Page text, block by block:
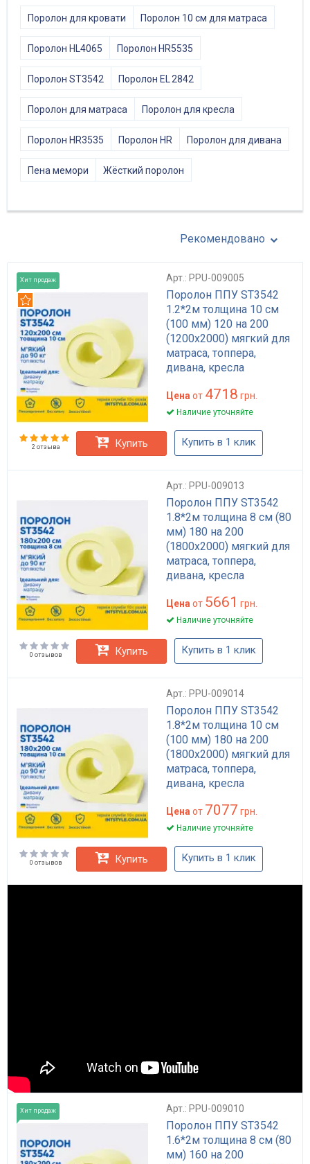
Поролон для кровати Поролон 10 см для матраса
Поролон HL4065 Поролон HR5535
Поролон ST3542 Поролон EL 2842
Поролон для матраса Поролон для кресла
Поролон HR3535 Поролон HR Поролон для дивана
Пена мемори Жёсткий поролон
Рекомендовано
Хит продаж Арт.: PPU-009005
Поролон ППУ ST3542
1.2*2м толщина 10 см
(100 мм) 120 на 200
(1200х2000) мягкий для
матраса, топпера,
дивана, кресла
Цена от 4718 грн.
Наличие уточняйте
2 отзыва Купить Купить в 1 клик
Арт.: PPU-009013
Поролон ППУ ST3542
1.8*2м толщина 8 см (80
мм) 180 на 200
(1800х2000) мягкий для
матраса, топпера,
дивана, кресла
Цена от 5661 грн.
Наличие уточняйте
0 отзывов Купить Купить в 1 клик
Арт.: PPU-009014
Поролон ППУ ST3542
1.8*2м толщина 10 см
(100 мм) 180 на 200
(1800х2000) мягкий для
матраса, топпера,
дивана, кресла
Цена от 7077 грн.
Наличие уточняйте
0 отзывов Купить Купить в 1 клик
Хит продаж Арт.: PPU-009010
Поролон ППУ ST3542
1.6*2м толщина 8 см (80
мм) 160 на 200